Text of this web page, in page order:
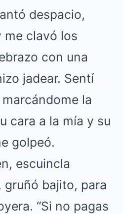
despacio,
me clavó los
con una
jadear. Sentí
la
cara a la mía y su
golpeó.
escuincla
gruñó bajito, para
“Si no pagas